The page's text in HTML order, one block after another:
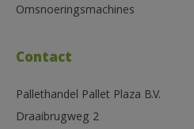
Omsnoeringsmachines
Contact
Pallethandel Pallet Plaza B.V.
Draaibrugweg 2